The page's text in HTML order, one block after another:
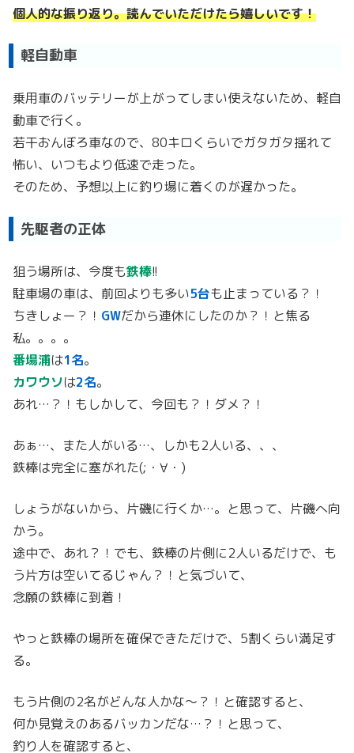
個人的な振り返り。読んでいただけたら嬉しいです！
軽自動車
乗用車のバッテリーが上がってしまい使えないため、軽自
動車で行く。
若干おんぼろ車なので、80キロくらいでガタガタ揺れて
怖い、いつもより低速で走った。
そのため、予想以上に釣り場に着くのが遅かった。
先駆者の正体
狙う場所は、今度も鉄棒!!
駐車場の車は、前回よりも多い5台も止まっている？！
ちきしょー？！ GWだから連休にしたのか？！と焦る
私。。。。
番場浦は1名。
カワウソは2名。
あれ…？！もしかして、今回も？！ダメ？！
あぁ…、また人がいる…、しかも2人いる、、、
鉄棒は完全に塞がれた(;・∀・)
しょうがないから、片磯に行くか…。と思って、片磯へ向
かう。
途中で、あれ？！でも、鉄棒の片側に2人いるだけで、も
う片方は空いてるじゃん？！と気づいて、
念願の鉄棒に到着！
やっと鉄棒の場所を確保できただけで、5割くらい満足す
る。
もう片側の2名がどんな人かな～？！と確認すると、
何か見覚えのあるバッカンだな…？！と思って、
釣り人を確認すると、